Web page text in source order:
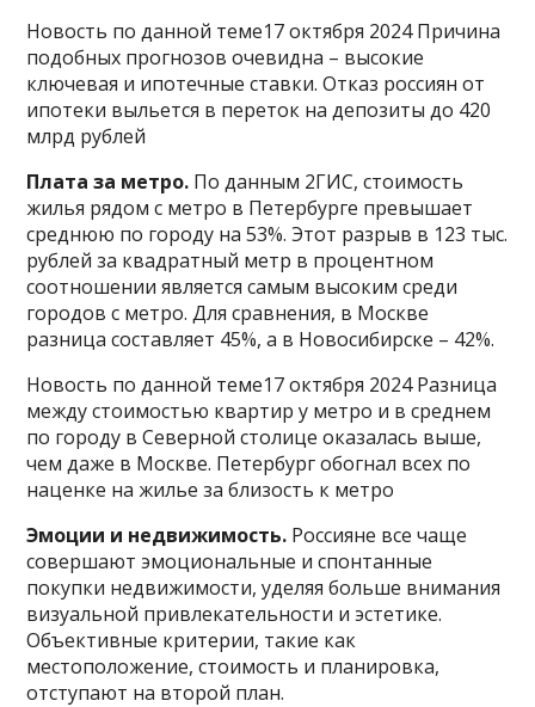
Новость по данной теме17 октября 2024 Причина
подобных прогнозов очевидна – высокие
ключевая и ипотечные ставки. Отказ россиян от
ипотеки выльется в переток на депозиты до 420
млрд рублей
Плата за метро. По данным 2ГИС, стоимость
жилья рядом с метро в Петербурге превышает
среднюю по городу на 53%. Этот разрыв в 123 тыс.
рублей за квадратный метр в процентном
соотношении является самым высоким среди
городов с метро. Для сравнения, в Москве
разница составляет 45%, а в Новосибирске – 42%.
Новость по данной теме17 октября 2024 Разница
между стоимостью квартир у метро и в среднем
по городу в Северной столице оказалась выше,
чем даже в Москве. Петербург обогнал всех по
наценке на жилье за близость к метро
Эмоции и недвижимость. Россияне все чаще
совершают эмоциональные и спонтанные
покупки недвижимости, уделяя больше внимания
визуальной привлекательности и эстетике.
Объективные критерии, такие как
местоположение, стоимость и планировка,
отступают на второй план.